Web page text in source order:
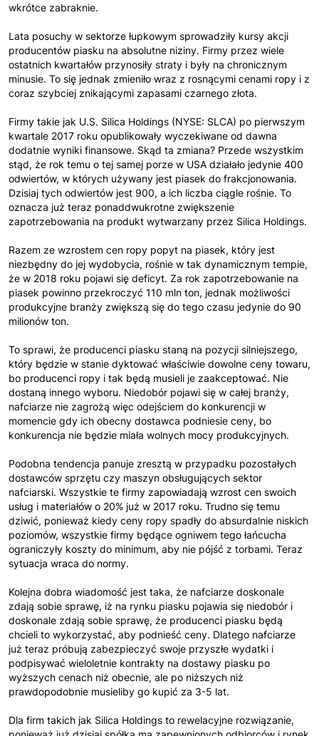
wkrótce zabraknie.
Lata posuchy w sektorze łupkowym sprowadziły kursy akcji
producentów piasku na absolutne niziny. Firmy przez wiele
ostatnich kwartałów przynosiły straty i były na chronicznym
minusie. To się jednak zmieniło wraz z rosnącymi cenami ropy i z
coraz szybciej znikającymi zapasami czarnego złota.
Firmy takie jak U.S. Silica Holdings (NYSE: SLCA) po pierwszym
kwartale 2017 roku opublikowały wyczekiwane od dawna
dodatnie wyniki finansowe. Skąd ta zmiana? Przede wszystkim
stąd, że rok temu o tej samej porze w USA działało jedynie 400
odwiertów, w których używany jest piasek do frakcjonowania.
Dzisiaj tych odwiertów jest 900, a ich liczba ciągle rośnie. To
oznacza już teraz ponaddwukrotne zwiększenie
zapotrzebowania na produkt wytwarzany przez Silica Holdings.
Razem ze wzrostem cen ropy popyt na piasek, który jest
niezbędny do jej wydobycia, rośnie w tak dynamicznym tempie,
że w 2018 roku pojawi się deficyt. Za rok zapotrzebowanie na
piasek powinno przekroczyć 110 mln ton, jednak możliwości
produkcyjne branży zwiększą się do tego czasu jedynie do 90
milionów ton.
To sprawi, że producenci piasku staną na pozycji silniejszego,
który będzie w stanie dyktować właściwie dowolne ceny towaru,
bo producenci ropy i tak będą musieli je zaakceptować. Nie
dostaną innego wyboru. Niedobór pojawi się w całej branży,
nafciarze nie zagrożą więc odejściem do konkurencji w
momencie gdy ich obecny dostawca podniesie ceny, bo
konkurencja nie będzie miała wolnych mocy produkcyjnych.
Podobna tendencja panuje zresztą w przypadku pozostałych
dostawców sprzętu czy maszyn obsługujących sektor
nafciarski. Wszystkie te firmy zapowiadają wzrost cen swoich
usług i materiałów o 20% już w 2017 roku. Trudno się temu
dziwić, ponieważ kiedy ceny ropy spadły do absurdalnie niskich
poziomów, wszystkie firmy będące ogniwem tego łańcucha
ograniczyły koszty do minimum, aby nie pójść z torbami. Teraz
sytuacja wraca do normy.
Kolejna dobra wiadomość jest taka, że nafciarze doskonale
zdają sobie sprawę, iż na rynku piasku pojawia się niedobór i
doskonale zdają sobie sprawę, że producenci piasku będą
chcieli to wykorzystać, aby podnieść ceny. Dlatego nafciarze
już teraz próbują zabezpieczyć swoje przyszłe wydatki i
podpisywać wieloletnie kontrakty na dostawy piasku po
wyższych cenach niż obecnie, ale po niższych niż
prawdopodobnie musieliby go kupić za 3-5 lat.
Dla firm takich jak Silica Holdings to rewelacyjne rozwiązanie,